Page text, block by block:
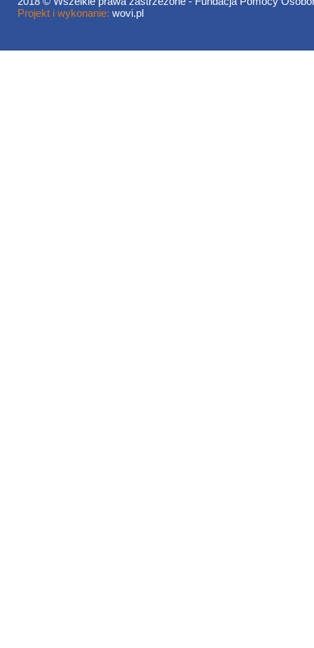
Projekt i wykonanie: wovi.pl